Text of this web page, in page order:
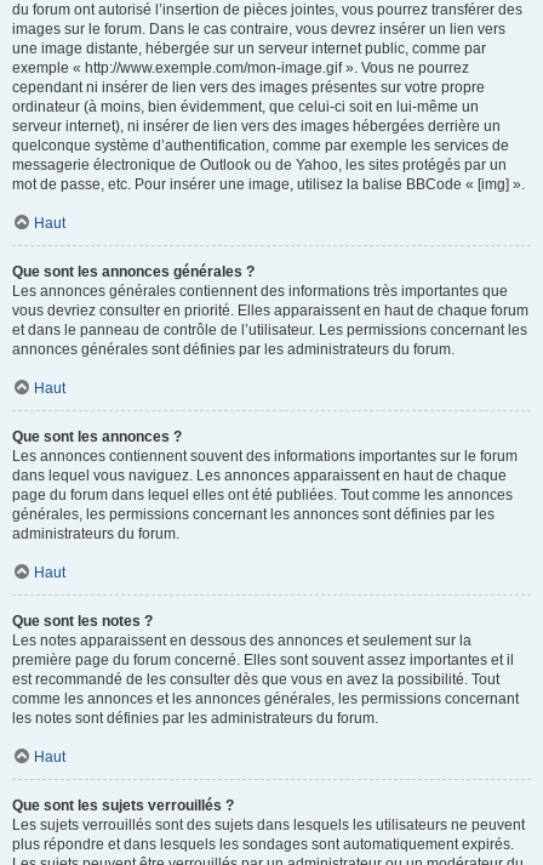
du forum ont autorisé l’insertion de pièces jointes, vous pourrez transférer des
images sur le forum. Dans le cas contraire, vous devrez insérer un lien vers
une image distante, hébergée sur un serveur internet public, comme par
exemple « http://www.exemple.com/mon-image.gif ». Vous ne pourrez
cependant ni insérer de lien vers des images présentes sur votre propre
ordinateur (à moins, bien évidemment, que celui-ci soit en lui-même un
serveur internet), ni insérer de lien vers des images hébergées derrière un
quelconque système d’authentification, comme par exemple les services de
messagerie électronique de Outlook ou de Yahoo, les sites protégés par un
mot de passe, etc. Pour insérer une image, utilisez la balise BBCode « [img] ».
Haut
Que sont les annonces générales ?
Les annonces générales contiennent des informations très importantes que
vous devriez consulter en priorité. Elles apparaissent en haut de chaque forum
et dans le panneau de contrôle de l’utilisateur. Les permissions concernant les
annonces générales sont définies par les administrateurs du forum.
Haut
Que sont les annonces ?
Les annonces contiennent souvent des informations importantes sur le forum
dans lequel vous naviguez. Les annonces apparaissent en haut de chaque
page du forum dans lequel elles ont été publiées. Tout comme les annonces
générales, les permissions concernant les annonces sont définies par les
administrateurs du forum.
Haut
Que sont les notes ?
Les notes apparaissent en dessous des annonces et seulement sur la
première page du forum concerné. Elles sont souvent assez importantes et il
est recommandé de les consulter dès que vous en avez la possibilité. Tout
comme les annonces et les annonces générales, les permissions concernant
les notes sont définies par les administrateurs du forum.
Haut
Que sont les sujets verrouillés ?
Les sujets verrouillés sont des sujets dans lesquels les utilisateurs ne peuvent
plus répondre et dans lesquels les sondages sont automatiquement expirés.